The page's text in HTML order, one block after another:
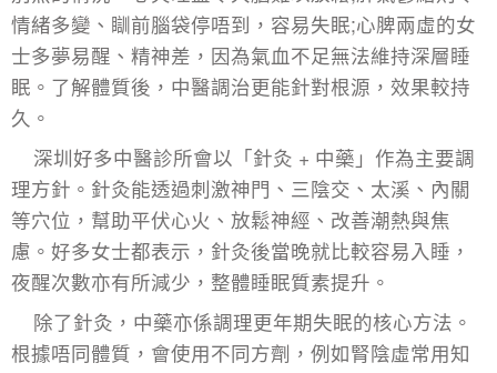
情緒多變、瞓前腦袋停唔到，容易失眠;心脾兩虛的女
士多夢易醒、精神差，因為氣血不足無法維持深層睡
眠。了解體質後，中醫調治更能針對根源，效果較持
久。
深圳好多中醫診所會以「針灸 + 中藥」作為主要調
理方針。針灸能透過刺激神門、三陰交、太溪、內關
等穴位，幫助平伏心火、放鬆神經、改善潮熱與焦
慮。好多女士都表示，針灸後當晚就比較容易入睡，
夜醒次數亦有所減少，整體睡眠質素提升。
除了針灸，中藥亦係調理更年期失眠的核心方法。
根據唔同體質，會使用不同方劑，例如腎陰虛常用知